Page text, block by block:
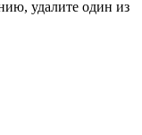
удалите один из